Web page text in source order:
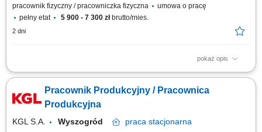
pracownik fizyczny / pracowniczka fizyczna
umowa o pracę
pełny etat
5 900 - 7 300 złbrutto/mies.
2 dni
pokaż opis
Twój podstawowy zakres obowiązków: wsparcie procesu produkcji
owijanie kartonów, pakowanie oraz znakowanie/etykietowanie wyrobu
gotowego, dbanie o czystość maszyn) dbałość o estetykę pakowania
Pracownik Produkcyjny / Pracownica
Produkcyjna
KGL S.A. Wyszogród praca stacjonarna